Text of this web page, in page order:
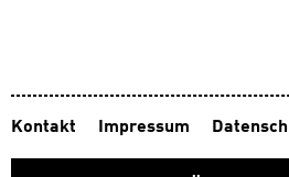
Kontakt Impressum